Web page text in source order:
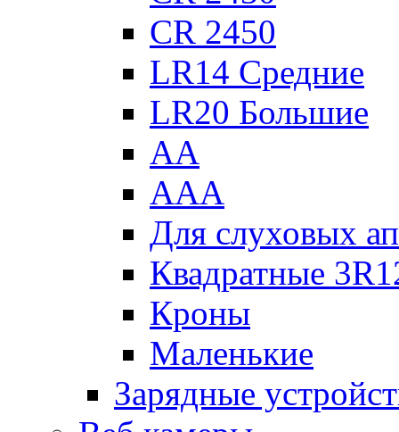
CR 2450
LR14 Средние
LR20 Большие
АА
ААА
Для слуховых
Квадратные
Кроны
Маленькие
Зарядные